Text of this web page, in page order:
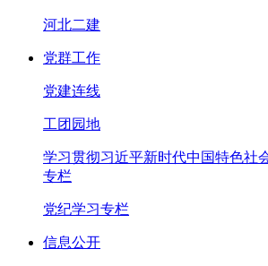
河北二建
党群工作
党建连线
工团园地
学习贯彻习近平新时代中国特色社
专栏
党纪学习专栏
信息公开